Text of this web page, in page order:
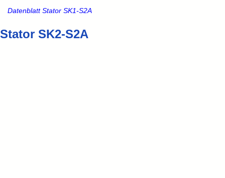
Datenblatt Stator SK1-S2A
Stator SK2-S2A